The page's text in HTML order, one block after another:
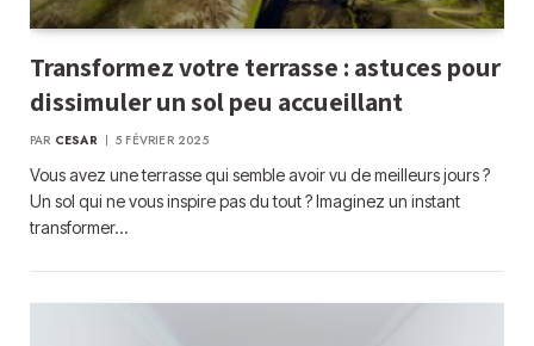
Transformez votre terrasse : astuces pour
dissimuler un sol peu accueillant
PAR CESAR 5 FÉVRIER 2025
Vous avez une terrasse qui semble avoir vu de meilleurs jours ?
Un sol qui ne vous inspire pas du tout ? Imaginez un instant
transformer…